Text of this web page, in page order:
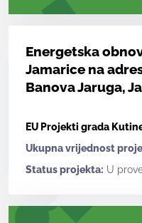
Energetska
Jamarice na
Banova Jaruga,
EU Projekti grada
Ukupna vrijednost
Status projekta: U